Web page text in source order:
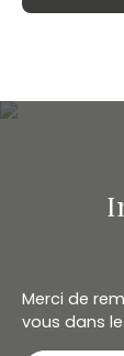
Merci de
vous dans